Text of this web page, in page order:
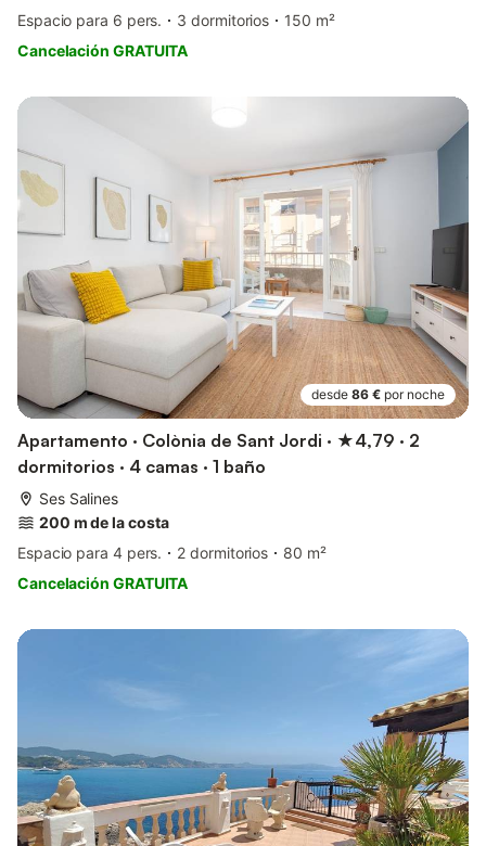
Espacio para 6 pers.
3 dormitorios
150 m²
Cancelación GRATUITA
desde 86 € por noche
Apartamento · Colònia de Sant Jordi · ★4,79 · 2
dormitorios · 4 camas · 1 baño
Ses Salines
200 m de la costa
Espacio para 4 pers.
2 dormitorios
80 m²
Cancelación GRATUITA